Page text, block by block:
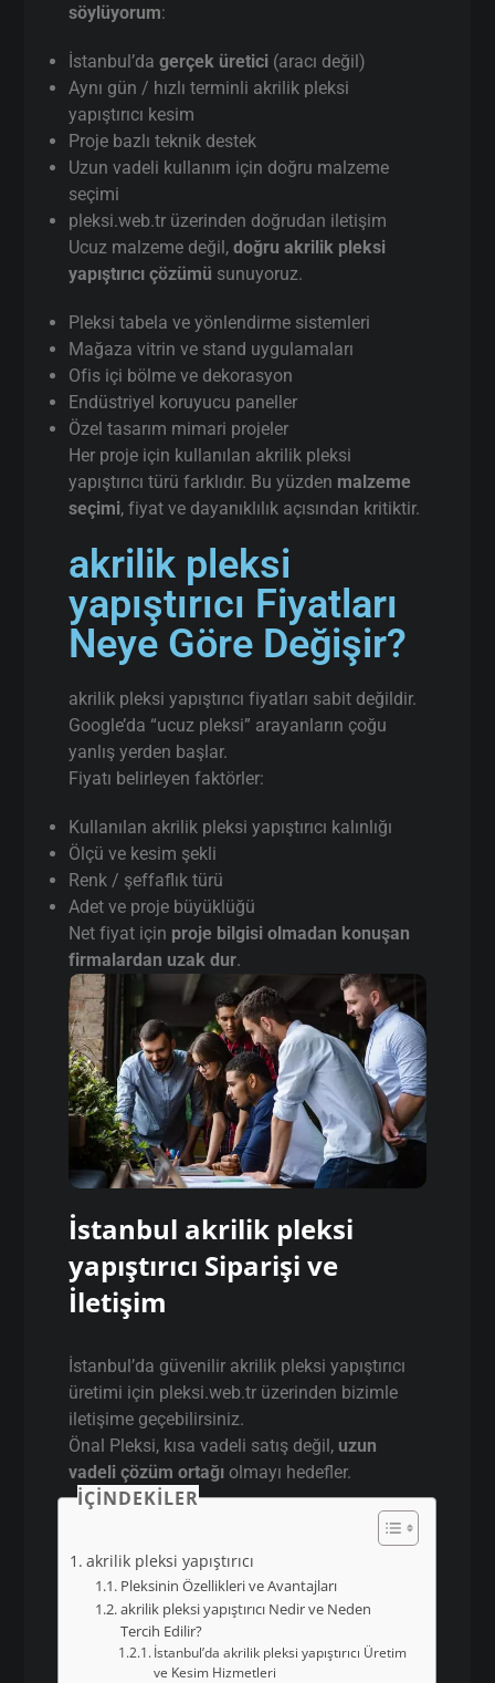
söylüyorum:
İstanbul’dagerçek üretici (aracı değil)
Aynı gün / hızlı terminli akrilik pleksi
yapıştırıcı kesim
Proje bazlı teknik destek
Uzun vadeli kullanım için doğru malzeme
seçimi
pleksi.web.tr üzerinden doğrudan iletişim
Ucuz malzeme değil,doğru akrilik pleksi
yapıştırıcı çözümü sunuyoruz.
Pleksi tabela ve yönlendirme sistemleri
Mağaza vitrin ve stand uygulamaları
Ofis içi bölme ve dekorasyon
Endüstriyel koruyucu paneller
Özel tasarım mimari projeler
Her proje için kullanılan akrilik pleksi
yapıştırıcı türü farklıdır. Bu yüzden malzeme
seçimi, fiyat ve dayanıklılık açısından kritiktir.
akrilik pleksi
yapıştırıcı Fiyatları
Neye Göre Değişir?
akrilik pleksi yapıştırıcı fiyatları sabit değildir.
Google’da “ucuz pleksi” arayanların çoğu
yanlış yerden başlar.
Fiyatı belirleyen faktörler:
Kullanılan akrilik pleksi yapıştırıcı kalınlığı
Ölçü ve kesim şekli
Renk / şeffaflık türü
Adet ve proje büyüklüğü
Net fiyat için proje bilgisi olmadan konuşan
firmalardan uzak dur.
İstanbul akrilik pleksi
yapıştırıcı Siparişi ve
İletişim
İstanbul’da güvenilir akrilik pleksi yapıştırıcı
üretimi için pleksi.web.tr üzerinden bizimle
iletişime geçebilirsiniz.
Önal Pleksi, kısa vadeli satış değil, uzun
vadeli çözüm ortağı olmayı hedefler.
İÇINDEKILER
akrilik pleksi yapıştırıcı
Pleksinin Özellikleri ve Avantajları
akrilik pleksi yapıştırıcı Nedir ve Neden
Tercih Edilir?
İstanbul’da akrilik pleksi yapıştırıcı Üretim
ve Kesim Hizmetleri